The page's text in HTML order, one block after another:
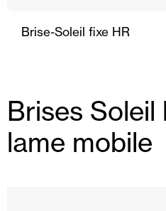
Brise-Soleil fixe HR
Brises Soleil
lame mobile